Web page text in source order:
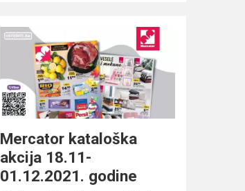
Mercator kataloška
akcija 18.11-
01.12.2021. godine